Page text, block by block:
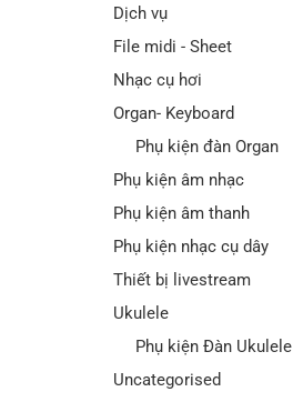
Dịch vụ
File midi - Sheet
Nhạc cụ hơi
Organ- Keyboard
Phụ kiện đàn Organ
Phụ kiện âm nhạc
Phụ kiện âm thanh
Phụ kiện nhạc cụ dây
Thiết bị livestream
Ukulele
Phụ kiện Đàn Ukulele
Uncategorised